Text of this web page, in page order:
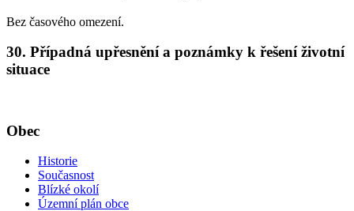
Bez časového omezení.
30. Případná upřesnění a poznámky k řešení životní
situace
Obec
Historie
Současnost
Blízké okolí
Územní plán obce